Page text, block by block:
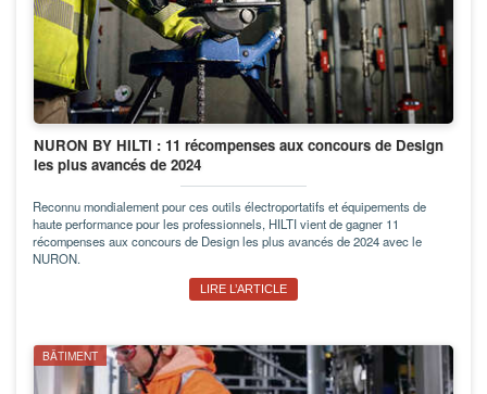
NURON BY HILTI : 11 récompenses aux concours de Design
les plus avancés de 2024
Reconnu mondialement pour ces outils électroportatifs et équipements de
haute performance pour les professionnels, HILTI vient de gagner 11
récompenses aux concours de Design les plus avancés de 2024 avec le
NURON.
LIRE L’ARTICLE
BÂTIMENT